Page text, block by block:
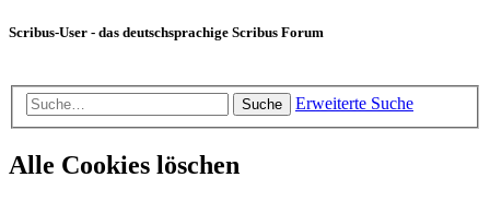
Scribus-User - das deutschsprachige Scribus Forum
Suche Erweiterte Suche
Alle Cookies löschen